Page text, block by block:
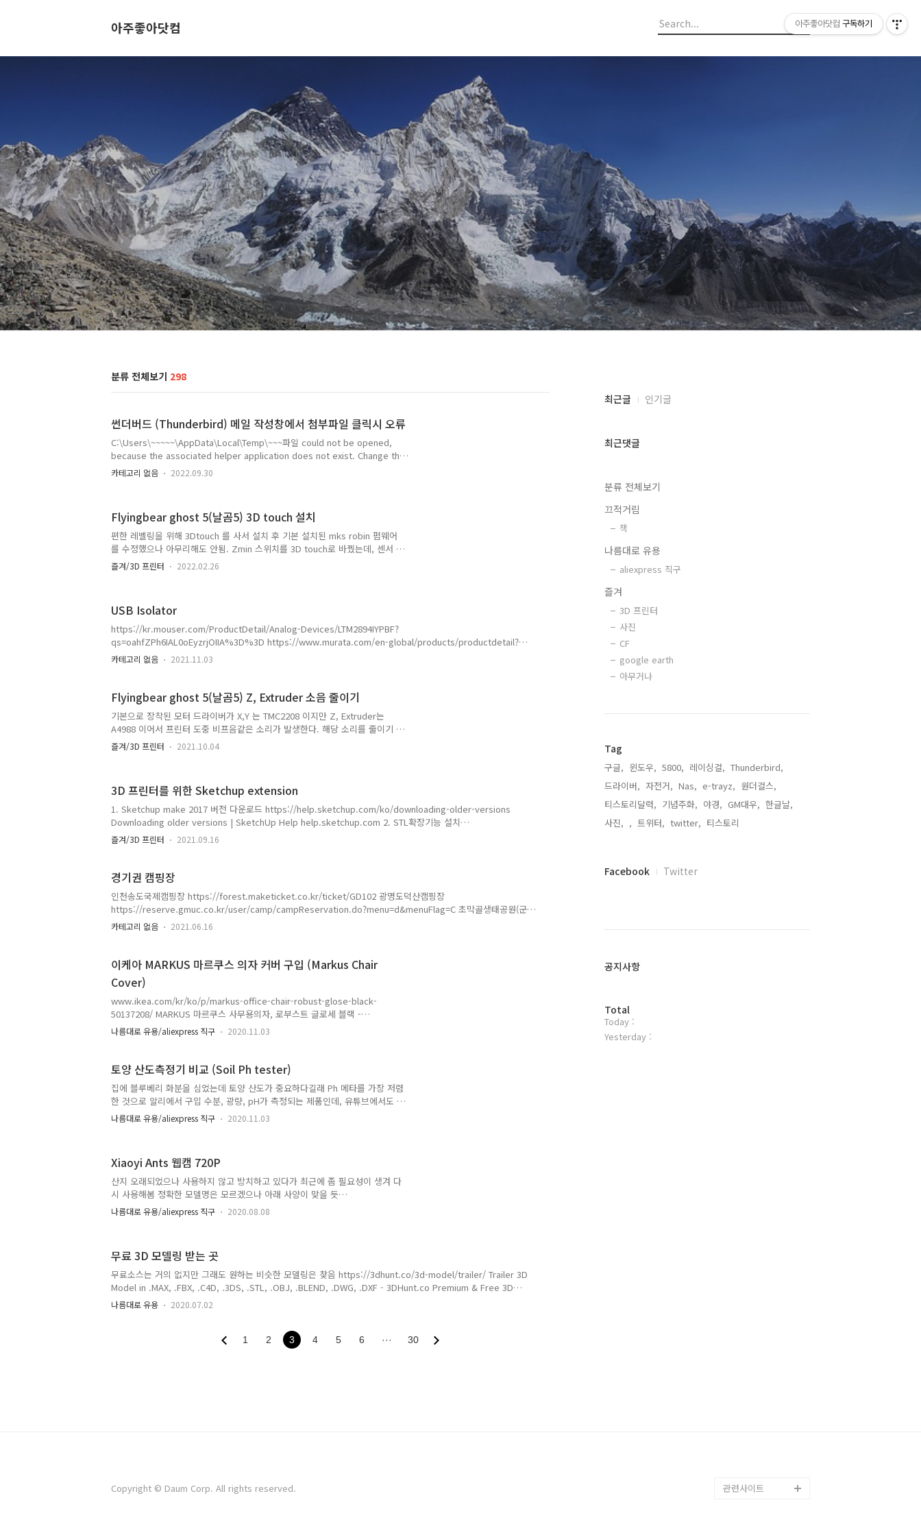
아주좋아닷컴
분류 전체보기 298
썬더버드 (Thunderbird) 메일 작성창에서 첨부파일 클릭시 오류
C:\Users\~~~~~\AppData\Local\Temp\~~~파일 could not be opened,
because the associated helper application does not exist. Change the
association in your preferences. 이럴 경우 아래 차참고하여 config editor
연 후 pdfjs.disabled 설정을 아래와 같이 true로 변경
카테고리 없음 2022.09.30
Flyingbear ghost 5(날곰5) 3D touch 설치
편한 레벨링을 위해 3Dtouch 를 사서 설치 후 기본 설치된 mks robin 펌웨어
를 수정했으나 아무리해도 안됨. Zmin 스위치를 3D touch로 바꿨는데, 센서 프
로빙이 x,y 모두 0,0 에서만 되니깐 3D touch 핀이 베드를 인식하지 못하고 노
즐과 배드가 닿아 급하게 전원을 꺼야 했음. 문제점 해결을 위해서 찾아본 바로
티가 그나마 활성화되어 있어 자료를 찾기가 매우 힘들었음 내 프린터는 MKS
Robin Nano V1.3 이 설치되어 있었고, 아래와 같이 PA8과 PA11을 사용함 (핀
순서 주의) https://github..
즐겨/3D 프린터 2022.02.26
USB Isolator
https://kr.mouser.com/ProductDetail/Analog-Devices/LTM2894IYPBF?
qs=oahfZPh6IAL0oEyzrjOIIA%3D%3D https://www.murata.com/en-global/products/productdetail?
partno=NMUSB202MC NMUSB202MC|Isolated DC-DC converter|Power Products|Murata Manufacturing
Co., Ltd. When you click the “Search for products with similar specifications” button, the
카테고리 없음 2021.11.03
Flyingbear ghost 5(날곰5) Z, Extruder 소음 줄이기
기본으로 장착된 모터 드라이버가 X,Y 는 TMC2208 이지만 Z, Extruder는
A4988 이어서 프린터 도중 비프음같은 소리가 발생한다. 해당 소리를 줄이기 위
해서 Z, E의 A4988을 TMC2208로 바꾸고 설정을 조금 변경하면 저소음으로 출
력이 가능하다 1. TMC2208 2개 구입 알리 Aliexpress 또는 국내 몰에서 2.
V1.X/blob/master/hardware/MKS%20Robin%20Nano%20V1.3_002/MKS
%20Robin%20Nano%20V1.3_002%20PIN.pdf GitHu..
즐겨/3D 프린터 2021.10.04
3D 프린터를 위한 Sketchup extension
1. Sketchup make 2017 버전 다운로드 https://help.sketchup.com/ko/downloading-older-versions
Downloading older versions | SketchUp Help help.sketchup.com 2. STL확장기능 설치
https://github.com/SketchUp/sketchup-stl GitHub - SketchUp/sketchup-stl: A SketchUp Ruby
Extension that adds STL (STereoLithography) file format import and export. A SketchUp Ruby
즐겨/3D 프린터 2021.09.16
경기권 캠핑장
인천송도국제캠핑장 https://forest.maketicket.co.kr/ticket/GD102 광명도덕산캠핑장
https://reserve.gmuc.co.kr/user/camp/campReservation.do?menu=d&menuFlag=C 초막골생태공원(군
포) https://gunpouc.or.kr/fmcs/682 인터파크 캠핑예약 https://ticket.interpark.com/TPGoodsList.asp?
Ca=Les&SubCa=Camp 송도스포츠파크캠핑장 https://ssp.eco-i.or.kr/reservation/camp/camping.asp?
https:..
카테고리 없음 2021.06.16
이케아 MARKUS 마르쿠스 의자 커버 구입 (Markus Chair
Cover)
www.ikea.com/kr/ko/p/markus-office-chair-robust-glose-black-
50137208/ MARKUS 마르쿠스 사무용의자, 로부스트 글로세 블랙 -
IKEAMARKUS 마르쿠스 사무용의자, 로부스트 글로세 블랙. 의자의 각도와 높이
를 마음대로 조절할 수 있어 오랫동안 편하게 앉을 수 있습니다. 메시 소재의 등
를 구입했는데 비용도 저렴한편이고 제품 자체도 매우 튼튼해서 만족하며 사용
중 제품설명에는 천연가죽 재질로 나와있는데, 문제는 왼쪽 머리 지지부분은 가
죽이 아닌듯..사용하다보니 해어져서 검은 부스러기가 발생함이 부분만 이케아에
서 따로 팔지 않으므로 교체할 수 없으므로 의자커버를 검색해 봄..
나름대로 유용/aliexpress 직구 2020.11.03
토양 산도측정기 비교 (Soil Ph tester)
집에 블루베리 화분을 심었는데 토양 산도가 중요하다길래 Ph 메타를 가장 저렴
한 것으로 알리에서 구입 수분, 광량, pH가 측정되는 제품인데, 유튜브에서도 산
도측정지와 해당 제품을 비교시 pH가 비교적 정확했다고 하고 배터리도 필요없
어 구입하였으나, 광량 및 수분은 잘 측정되지만 pH는 전혀 측정되지 않음 그래
화분에 따라서 pH 값이 바뀌는걸 보면 대강은 맞는듯 따라서 이왕이면 조금 더
비싼제품으로 한방에 구입하는게 중요 포인트 (그렇다고 이 제품이 완전 고급형
은 아니지만) 위 제품은 아래 링크를 통해서 구입 가능함 www.aliexpress..
나름대로 유용/aliexpress 직구 2020.11.03
Xiaoyi Ants 웹캠 720P
산지 오래되었으나 사용하지 않고 방치하고 있다가 최근에 좀 필요성이 생겨 다
시 사용해봄 정확한 모델명은 모르겠으나 아래 사양이 맞을 듯
https://www.amazon.co.uk/Original-Xiaomi-Xiaoyi-Wireless-
Security/dp/B014IPFK02 Original Xiaomi Xiaoyi Ants Night Vision 720P
IP Camera (Night Vision) www.amazon.co.uk 아무튼 알리에서 중국 내수모
델 샀던 것..
나름대로 유용/aliexpress 직구 2020.08.08
무료 3D 모델링 받는 곳
무료소스는 거의 없지만 그래도 원하는 비슷한 모델링은 찾음 https://3dhunt.co/3d-model/trailer/ Trailer 3D
Model in .MAX, .FBX, .C4D, .3DS, .STL, .OBJ, .BLEND, .DWG, .DXF - 3DHunt.co Premium & Free 3D
models ready to be used in your CG projects such as films, visualizations, games, VR etc. 3D
Models and 3D Print Models are available for download in several formats including MAX, STL, FBX,
나름대로 유용 2020.07.02
1 2 3 4 5 6 ··· 30
최
과
글
최근글 인기글
최근댓글
분류 전체보기
끄적거림
책
나름대로 유용
aliexpress 직구
즐겨
3D 프린터
사진
CF
google earth
아무거나
Tag
구글, 윈도우, 5800, 레이싱걸, Thunderbird,
드라이버, 자전거, Nas, e-trayz, 원더걸스,
티스토리달력, 기념주화, 야경, GM대우, 한글날,
사진, , 트위터, twitter, 티스토리,
페
플
인
Facebook Twitter
공지사항
방
문
자
Total
Today :
Yesterday :
Copyright © Daum Corp. All rights reserved. 관련사이트
아주좋아닷컴 구독하기